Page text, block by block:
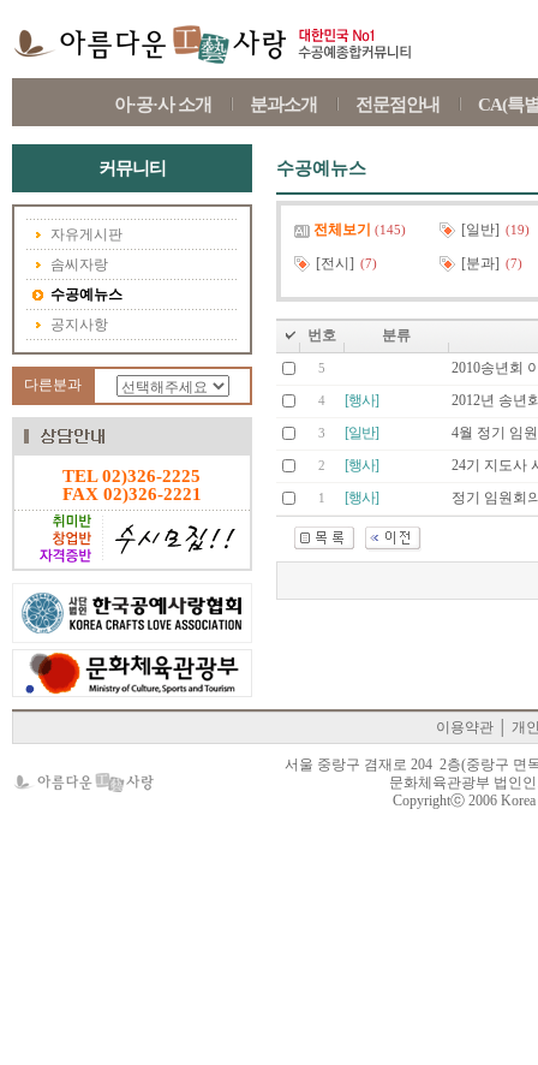
아·공·사 소개 분과소개 전문점안내 CA(특
커뮤니티
자유게시판
솜씨자랑
수공예뉴스
공지사항
다른분과
TEL 02)326-2225
FAX 02)326-2221
수공예뉴스
전체보기 (145) [일반] (19)
[전시] (7) [분과] (7)
번호 분류
5 2010송년회
4 [행사] 2012년 송년
3 [일반] 4월 정기 임
2 [행사] 24기 지도사
1 [행사] 정기 임원회
이용약관 │개
서울 중랑구 겸재로 204 2층(중랑구 면
문화체육관광부 법인
Copyrightⓒ 2006 Korea